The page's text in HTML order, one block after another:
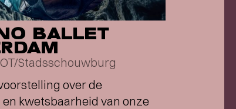
BALLET
Stadsschouwburg
over de
kwetsbaarheid van onze